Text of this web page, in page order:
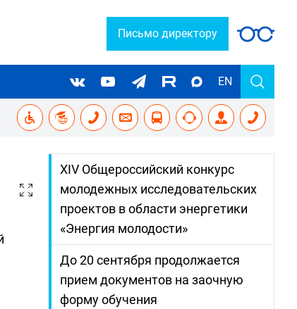
Письмо директору
EN
XIV Общероссийский конкурс
молодежных исследовательских
проектов в области энергетики
«Энергия молодости»
До 20 сентября продолжается
прием документов на заочную
форму обучения